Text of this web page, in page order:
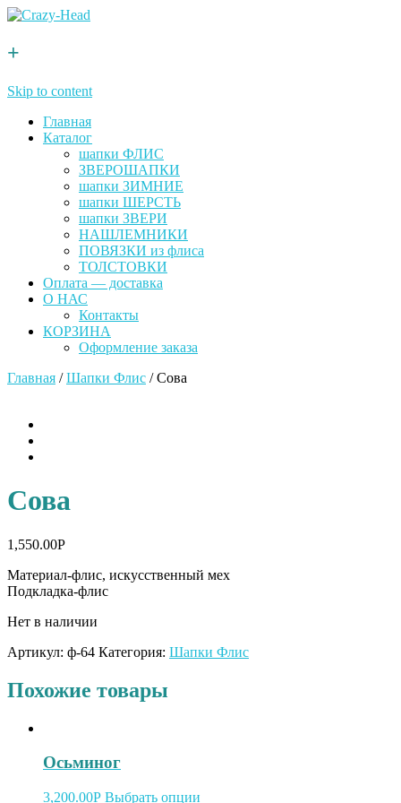
+
Skip to content
Главная
Каталог
шапки ФЛИС
ЗВЕРОШАПКИ
шапки ЗИМНИЕ
шапки ШЕРСТЬ
шапки ЗВЕРИ
НАШЛЕМНИКИ
ПОВЯЗКИ из флиса
ТОЛСТОВКИ
Оплата — доставка
О НАС
Контакты
КОРЗИНА
Оформление заказа
Главная /Шапки Флис / Сова
Сова
1,550.00Р
Материал-флис, искусственный мех
Подкладка-флис
Нет в наличии
Артикул: ф-64 Категория: Шапки Флис
Похожие товары
Осьминог
3,200.00Р Выбрать опции